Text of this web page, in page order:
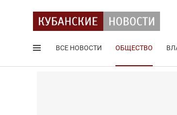
ВСЕ НОВОСТИ ОБЩЕСТВО